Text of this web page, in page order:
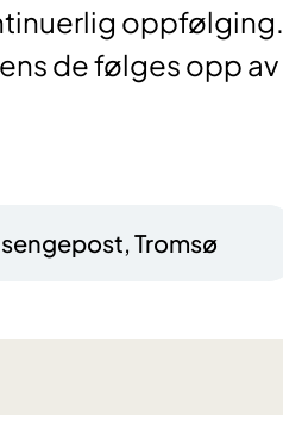
oppfølging.
de følges opp av
Tromsø